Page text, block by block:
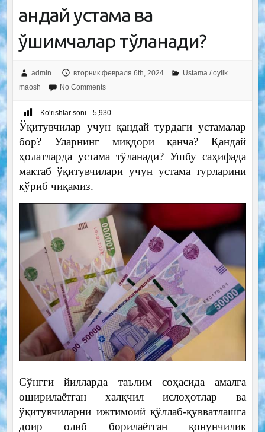
қандай устама ва
қўшимчалар тўланади?
admin вторник февраля 6th, 2024
Ustama / oylik
maosh
No Comments
Ko‘rishlar soni 5,930
Ўқитувчилар учун қандай турдаги устамалар
бор? Уларнинг миқдори қанча? Қандай
ҳолатларда устама тўланади? Ушбу саҳифада
мактаб ўқитувчилари учун устама турларини
кўриб чиқамиз.
Сўнгги йилларда таълим соҳасида амалга
оширилаётган халқчил ислоҳотлар ва
ўқитувчиларни ижтимоий қўллаб-қувватлашга
доир олиб борилаётган қонунчилик